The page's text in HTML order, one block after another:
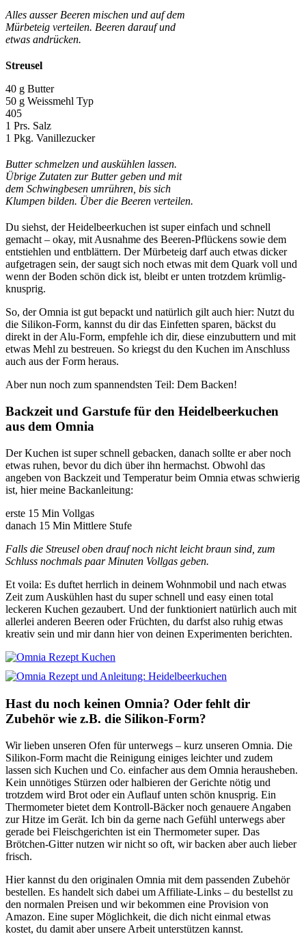
Alles ausser Beeren mischen und auf dem
Mürbeteig verteilen. Beeren darauf und
etwas andrücken.
Streusel
40 g Butter
50 g Weissmehl Typ
405
1 Prs. Salz
1 Pkg. Vanillezucker
Butter schmelzen und auskühlen lassen.
Übrige Zutaten zur Butter geben und mit
dem Schwingbesen umrühren, bis sich
Klumpen bilden. Über die Beeren verteilen.
Du siehst, der Heidelbeerkuchen ist super einfach und schnell
gemacht – okay, mit Ausnahme des Beeren-Pflückens sowie dem
entstiehlen und entblättern. Der Mürbeteig darf auch etwas dicker
aufgetragen sein, der saugt sich noch etwas mit dem Quark voll und
wenn der Boden schön dick ist, bleibt er unten trotzdem krümlig-
knusprig.
So, der Omnia ist gut bepackt und natürlich gilt auch hier: Nutzt du
die Silikon-Form, kannst du dir das Einfetten sparen, bäckst du
direkt in der Alu-Form, empfehle ich dir, diese einzubuttern und mit
etwas Mehl zu bestreuen. So kriegst du den Kuchen im Anschluss
auch aus der Form heraus.
Aber nun noch zum spannendsten Teil: Dem Backen!
Backzeit und Garstufe für den Heidelbeerkuchen
aus dem Omnia
Der Kuchen ist super schnell gebacken, danach sollte er aber noch
etwas ruhen, bevor du dich über ihn hermachst. Obwohl das
angeben von Backzeit und Temperatur beim Omnia etwas schwierig
ist, hier meine Backanleitung:
erste 15 Min Vollgas
danach 15 Min Mittlere Stufe
Falls die Streusel oben drauf noch nicht leicht braun sind, zum
Schluss nochmals paar Minuten Vollgas geben.
Et voila: Es duftet herrlich in deinem Wohnmobil und nach etwas
Zeit zum Auskühlen hast du super schnell und easy einen total
leckeren Kuchen gezaubert. Und der funktioniert natürlich auch mit
allerlei anderen Beeren oder Früchten, du darfst also ruhig etwas
kreativ sein und mir dann hier von deinen Experimenten berichten.
Hast du noch keinen Omnia? Oder fehlt dir
Zubehör wie z.B. die Silikon-Form?
Wir lieben unseren Ofen für unterwegs – kurz unseren Omnia. Die
Silikon-Form macht die Reinigung einiges leichter und zudem
lassen sich Kuchen und Co. einfacher aus dem Omnia herausheben.
Kein unnötiges Stürzen oder halbieren der Gerichte nötig und
trotzdem wird Brot oder ein Auflauf unten schön knusprig. Ein
Thermometer bietet dem Kontroll-Bäcker noch genauere Angaben
zur Hitze im Gerät. Ich bin da gerne nach Gefühl unterwegs aber
gerade bei Fleischgerichten ist ein Thermometer super. Das
Brötchen-Gitter nutzen wir nicht so oft, wir backen aber auch lieber
frisch.
Hier kannst du den originalen Omnia mit dem passenden Zubehör
bestellen. Es handelt sich dabei um Affiliate-Links – du bestellst zu
den normalen Preisen und wir bekommen eine Provision von
Amazon. Eine super Möglichkeit, die dich nicht einmal etwas
kostet, du damit aber unsere Arbeit unterstützen kannst.